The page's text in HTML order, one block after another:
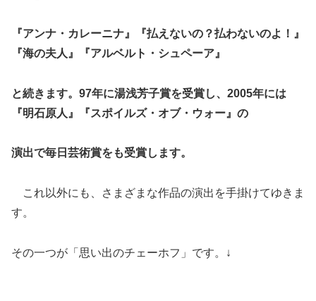
『アンナ・カレーニナ』『払えないの？払わないのよ！』
『海の夫人』『アルベルト・シュペーア』
と続きます。97年に湯浅芳子賞を受賞し、2005年には
『明石原人』『スポイルズ・オブ・ウォー』の
演出で毎日芸術賞をも受賞します。
これ以外にも、さまざまな作品の演出を手掛けてゆきま
す。
その一つが「思い出のチェーホフ」です。↓